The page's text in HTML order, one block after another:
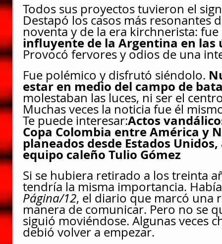
Todos sus proyectos tuvieron el
Destapó los casos más resonantes
noventa y de la era kirchnerista: fue
influyente de la Argentina en las
Provocó fervores y odios de una
Fue polémico y disfrutó siéndolo.
estar en medio del campo de
molestaban las luces, ni ser el
Muchas veces la noticia fue él
Te puede interesar:Actos
Copa Colombia entre América y
planeados desde Estados
equipo caleño Tulio Gómez
Si se hubiera retirado a los treinta
tendría la misma importancia.
Página/12, el diario que marcó una
manera de comunicar. Pero no se
siguió moviéndose. Algunas veces
debió volver a empezar.